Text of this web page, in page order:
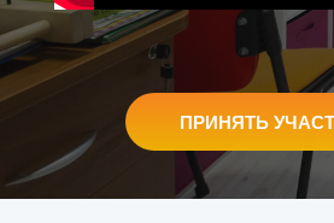
ПРИНЯТЬ